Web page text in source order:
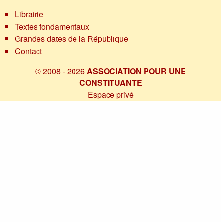
Librairie
Textes fondamentaux
Grandes dates de la République
Contact
© 2008 - 2026ASSOCIATION POUR UNE
CONSTITUANTE
Espace privé